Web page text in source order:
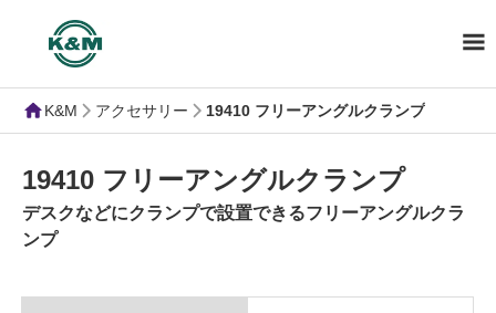
K&M アクセサリー 19410 フリーアングルクランプ
19410 フリーアングルクランプ
デスクなどにクランプで設置できるフリーアングルクラ
ンプ